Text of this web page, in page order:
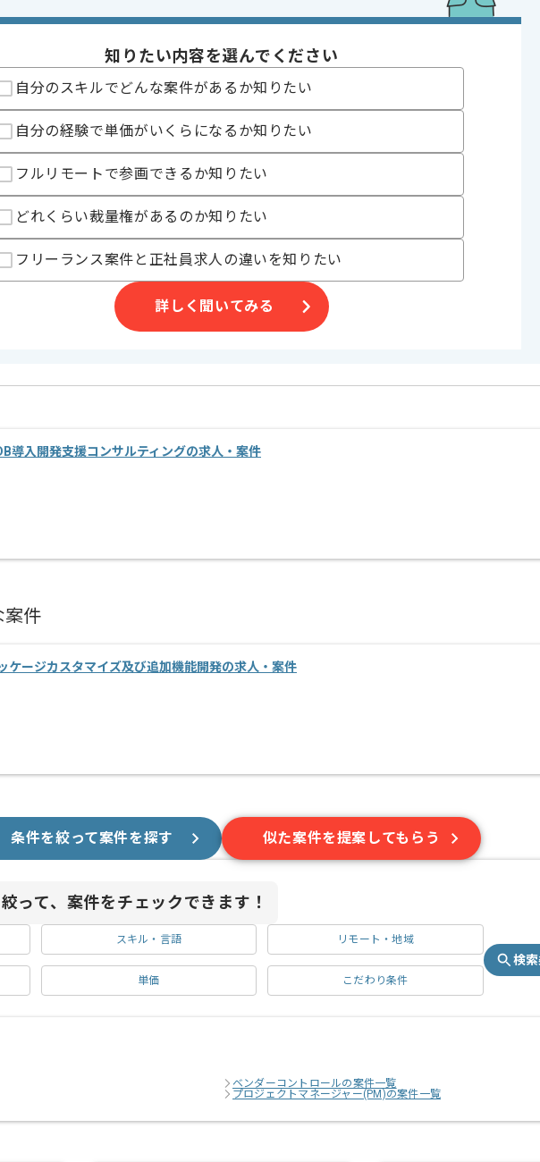
業DX事業等を展開しており、
案件でございます。
発案件に携わっていただきます。
かしたい方にお勧めです。
ハイブリットでの作業を見込んでおります。
知りたい内容を選んでください
自分のスキルでどんな案件があるか知りたい
自分の経験で単価がいくらになるか知りたい
フルリモートで参画できるか知りたい
どれくらい裁量権があるのか知りたい
フリーランス案件と正社員求人の違いを知りたい
詳しく聞いてみる
導入開発支援コンサルティングの求人・案件
案件
ケージカスタマイズ及び追加機能開発の求人・案件
条件を絞って案件を探す 似た案件を提案してもらう
って、案件をチェックできます！
スキル・言語 リモート・地域
単価 こだわり条件
検
ベンダーコントロールの案件一覧
プロジェクトマネージャー(PM)の案件一覧